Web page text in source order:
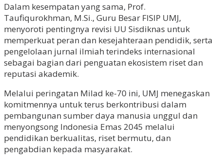
Dalam kesempatan yang sama, Prof.
Taufiqurokhman, M.Si., Guru Besar FISIP UMJ,
menyoroti pentingnya revisi UU Sisdiknas untuk
memperkuat peran dan kesejahteraan pendidik, serta
pengelolaan jurnal ilmiah terindeks internasional
sebagai bagian dari penguatan ekosistem riset dan
reputasi akademik.
Melalui peringatan Milad ke-70 ini, UMJ menegaskan
komitmennya untuk terus berkontribusi dalam
pembangunan sumber daya manusia unggul dan
menyongsong Indonesia Emas 2045 melalui
pendidikan berkualitas, riset bermutu, dan
pengabdian kepada masyarakat.